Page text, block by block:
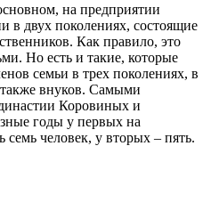
на предприятии
в двух поколениях, состоящие
Как правило, это
Но есть и такие, которые
семьи в трех поколениях, в
также внуков. Самыми
Коровиных и
годы у первых на
семь человек, у вторых – пять.